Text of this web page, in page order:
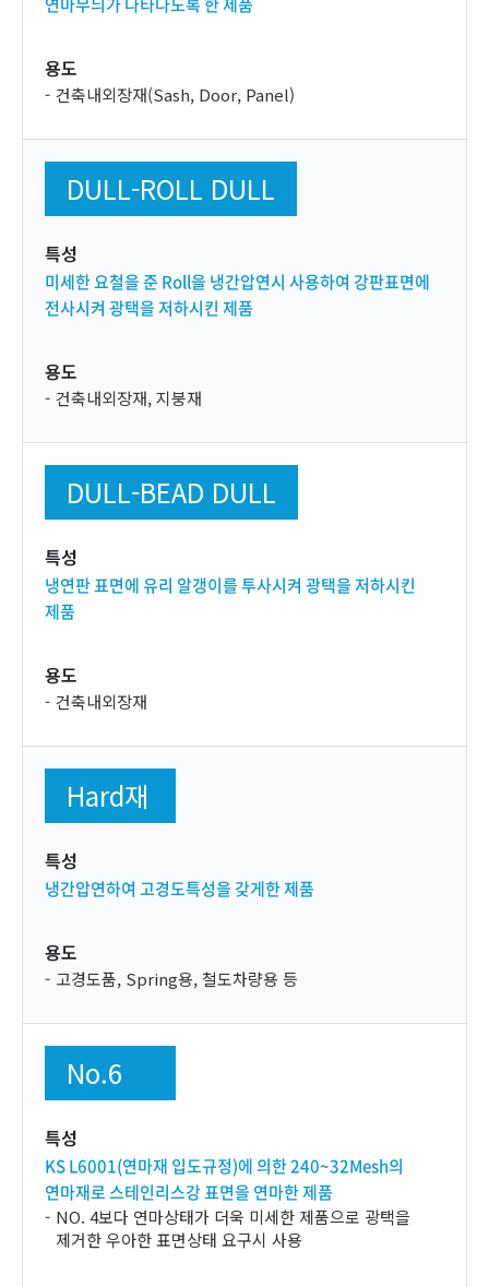
용도
건축내외장재(Sash, Door, Panel)
DULL-ROLL DULL
특성
미세한 요철을 준 Roll을 냉간압연시 사용하여 강판표면에
전사시켜 광택을 저하시킨 제품
용도
건축내외장재, 지붕재
DULL-BEAD DULL
특성
냉연판 표면에 유리 알갱이를 투사시켜 광택을 저하시킨
제품
용도
건축내외장재
Hard재
특성
냉간압연하여 고경도특성을 갖게한 제품
용도
고경도품, Spring용, 철도차량용 등
No.6
특성
KS L6001(연마재 입도규정)에 의한 240~32Mesh의
연마재로 스테인리스강 표면을 연마한 제품
NO. 4보다 연마상태가 더욱 미세한 제품으로 광택을
제거한 우아한 표면상태 요구시 사용